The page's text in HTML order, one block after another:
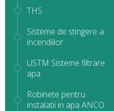
THS
Sisteme de stingere a
incendiilor
USTM Sisteme filtrare
apa
Robinete pentru
instalatii in apa ANCO